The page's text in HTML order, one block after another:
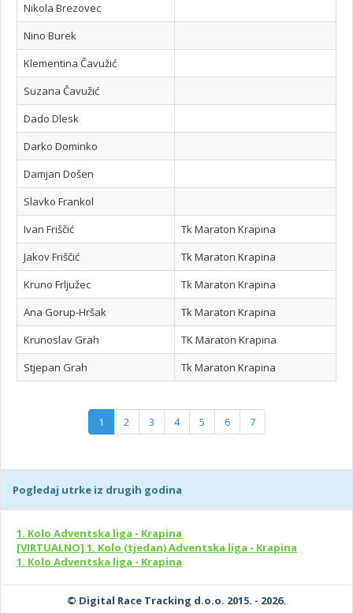
Nikola Brezovec
Nino Burek
Klementina Čavužić
Suzana Čavužić
Dado Dlesk
Darko Dominko
Damjan Došen
Slavko Frankol
Ivan Friščić
Tk Maraton Krapina
Jakov Friščić
Tk Maraton Krapina
Kruno Frljužec
Tk Maraton Krapina
Ana Gorup-Hršak
Tk Maraton Krapina
Krunoslav Grah
TK Maraton Krapina
Stjepan Grah
Tk Maraton Krapina
1 2 3 4 5 6 7
Pogledaj utrke iz drugih godina
1. Kolo Adventska liga - Krapina
[VIRTUALNO] 1. Kolo (tjedan) Adventska liga - Krapina
1. Kolo Adventska liga - Krapina
© Digital Race Tracking d.o.o. 2015. - 2026.